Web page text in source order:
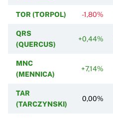
TOR (TORPOL) -1,80%
QRS
(QUERCUS)
+0,44%
MNC
(MENNICA)
+7,14%
TAR
(TARCZYNSKI)
0,00%